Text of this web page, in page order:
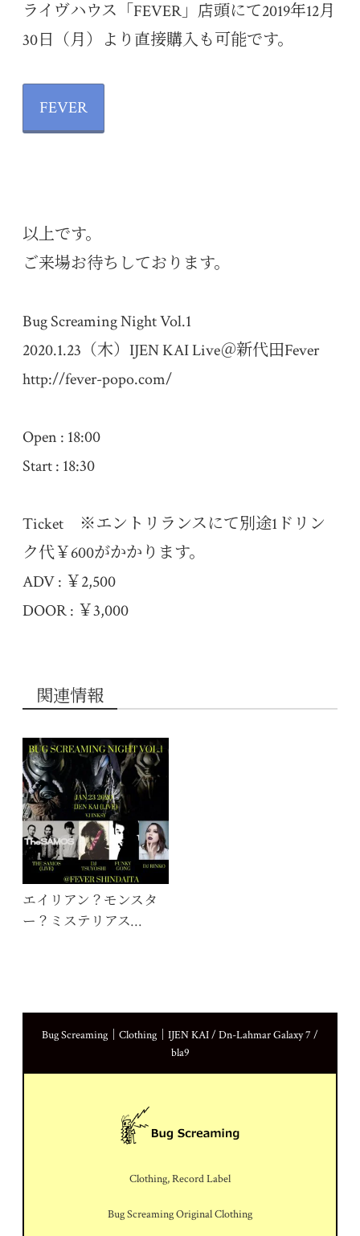
ライヴハウス「FEVER」店頭にて2019年12月
30日（月）より直接購入も可能です。
FEVER
以上です。
ご来場お待ちしております。
Bug Screaming Night Vol.1
2020.1.23（木）IJEN KAI Live＠新代田Fever
http://fever-popo.com/
Open : 18:00
Start : 18:30
Ticket ※エントリランスにて別途1ドリン
ク代￥600がかかります。
ADV : ￥2,500
DOOR : ￥3,000
関連情報
エイリアン？モンスタ
ー？ミステリアス…
Bug Screaming｜Clothing｜IJEN KAI / Dn-Lahmar Galaxy 7 /
bla9
Clothing, Record Label
Bug Screaming Original Clothing